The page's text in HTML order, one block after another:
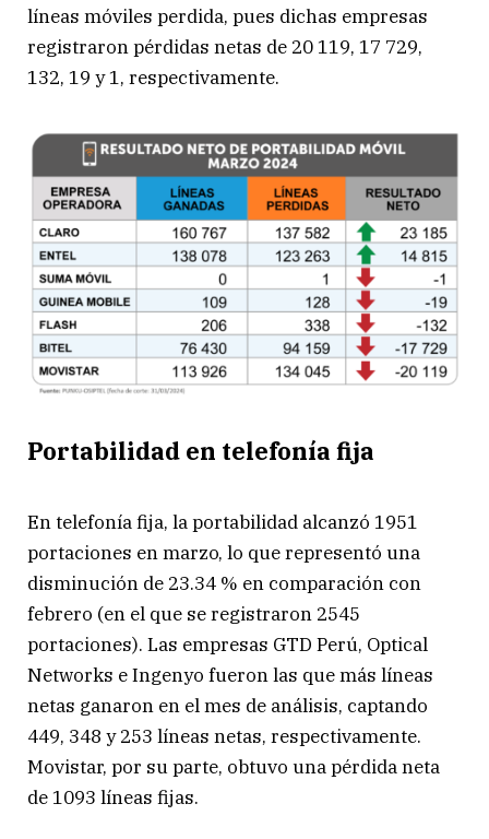
líneas móviles perdida, pues dichas empresas
registraron pérdidas netas de 20 119, 17 729,
132, 19 y 1, respectivamente.
Portabilidad en telefonía fija
En telefonía fija, la portabilidad alcanzó 1951
portaciones en marzo, lo que representó una
disminución de 23.34 % en comparación con
febrero (en el que se registraron 2545
portaciones). Las empresas GTD Perú, Optical
Networks e Ingenyo fueron las que más líneas
netas ganaron en el mes de análisis, captando
449, 348 y 253 líneas netas, respectivamente.
Movistar, por su parte, obtuvo una pérdida neta
de 1093 líneas fijas.